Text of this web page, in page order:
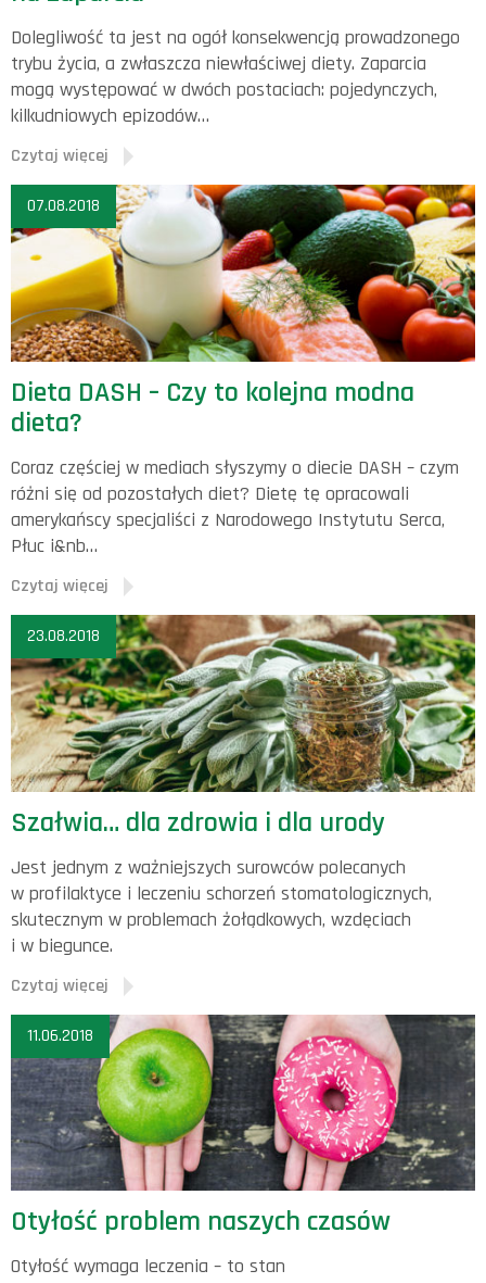
Dolegliwość ta jest na ogół konsekwencją prowadzonego
trybu życia, a zwłaszcza niewłaściwej diety. Zaparcia
mogą występować w dwóch postaciach: pojedynczych,
kilkudniowych epizodów…
Czytaj więcej
07.08.2018
Dieta DASH – Czy to kolejna modna
dieta?
Coraz częściej w mediach słyszymy o diecie DASH – czym
różni się od pozostałych diet? Dietę tę opracowali
amerykańscy specjaliści z Narodowego Instytutu Serca,
Płuc i&nb…
Czytaj więcej
23.08.2018
Szałwia… dla zdrowia i dla urody
Jest jednym z ważniejszych surowców polecanych
w profilaktyce i leczeniu schorzeń stomatologicznych,
skutecznym w problemach żołądkowych, wzdęciach
i w biegunce.
Czytaj więcej
11.06.2018
Otyłość problem naszych czasów
Otyłość wymaga leczenia – to stan